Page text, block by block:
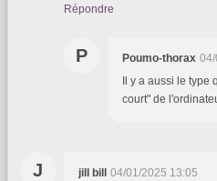
Répondre
P Poumo-thorax
Il y a aussi le type
court" de
J jill bill 04/01/2025 13:05